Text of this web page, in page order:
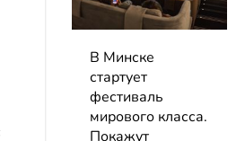
В Минске
стартует
фестиваль
мирового класса.
Покажут